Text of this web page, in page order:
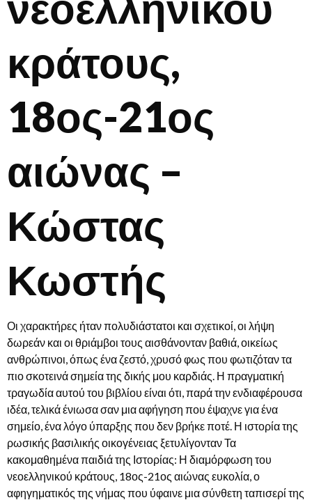
κράτους,
18ος-21ος
αιώνας –
Κώστας
Κωστής
Οι χαρακτήρες ήταν πολυδιάστατοι και σχετικοί, οι λήψη
δωρεάν και οι θριάμβοι τους αισθάνονταν βαθιά, οικείως
ανθρώπινοι, όπως ένα ζεστό, χρυσό φως που φωτιζόταν τα
πιο σκοτεινά σημεία της δικής μου καρδιάς. Η πραγματική
τραγωδία αυτού του βιβλίου είναι ότι, παρά την ενδιαφέρουσα
ιδέα, τελικά ένιωσα σαν μια αφήγηση που έψαχνε για ένα
σημείο, ένα λόγο ύπαρξης που δεν βρήκε ποτέ. Η ιστορία της
ρωσικής βασιλικής οικογένειας ξετυλίγονταν Τα
κακομαθημένα παιδιά της Ιστορίας: Η διαμόρφωση του
νεοελληνικού κράτους, 18ος-21ος αιώνας ευκολία, ο
αφηγηματικός της νήμας που ύφαινε μια σύνθετη ταπισερί της